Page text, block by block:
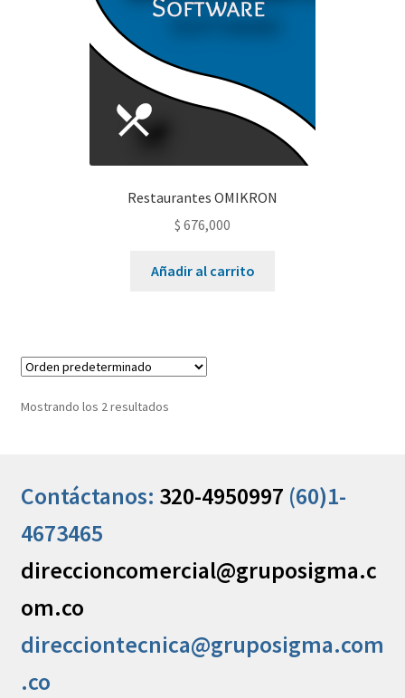
Restaurantes OMIKRON
$ 676,000
Añadir al carrito
Mostrando los 2 resultados
Contáctanos: 320-4950997 (60)1-
4673465
direccioncomercial@gruposigma.c
om.co
direcciontecnica@gruposigma.com
.co